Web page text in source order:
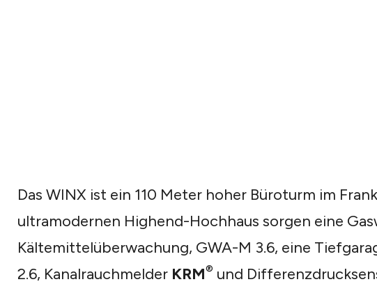
Das WINX ist ein 110 Meter hoher Büroturm im
ultramodernen Highend-Hochhaus sorgen eine
Kältemittelüberwachung, GWA-M 3.6, eine
2.6, Kanalrauchmelder KRM® und